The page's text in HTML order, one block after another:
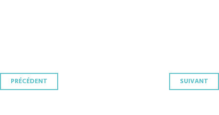
Navigation
PRÉCÉDENT SUIVANT